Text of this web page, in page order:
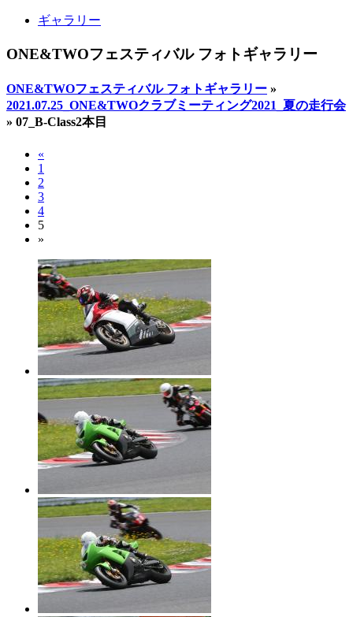
ギャラリー
ONE&TWOフェスティバル フォトギャラリー
ONE&TWOフェスティバル フォトギャラリー »
2021.07.25_ONE&TWOクラブミーティング2021_夏の走行会
» 07_B-Class2本目
«
1
2
3
4
5
»